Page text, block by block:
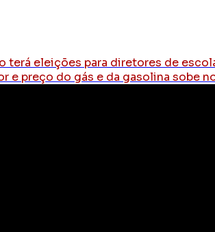
terá eleições para diretores de
e preço do gás e da gasolina sobe